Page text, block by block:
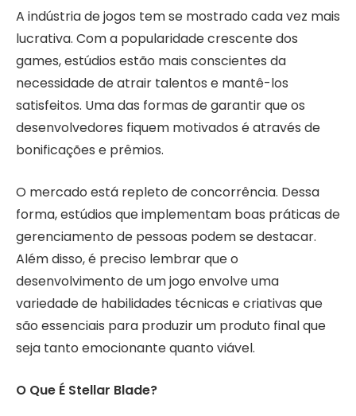
A indústria de jogos tem se mostrado cada vez mais
lucrativa. Com a popularidade crescente dos
games, estúdios estão mais conscientes da
necessidade de atrair talentos e mantê-los
satisfeitos. Uma das formas de garantir que os
desenvolvedores fiquem motivados é através de
bonificações e prêmios.
O mercado está repleto de concorrência. Dessa
forma, estúdios que implementam boas práticas de
gerenciamento de pessoas podem se destacar.
Além disso, é preciso lembrar que o
desenvolvimento de um jogo envolve uma
variedade de habilidades técnicas e criativas que
são essenciais para produzir um produto final que
seja tanto emocionante quanto viável.
O Que É Stellar Blade?